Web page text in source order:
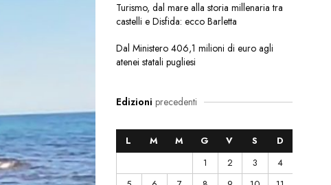
Turismo, dal mare alla storia millenaria tra
castelli e Disfida: ecco Barletta
Dal Ministero 406,1 milioni di euro agli
atenei statali pugliesi
Edizioni precedenti
L M M G V S
D
1
2 3
4